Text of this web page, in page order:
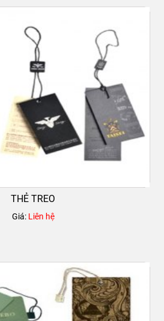
THẺ TREO
Giá: Liên hệ